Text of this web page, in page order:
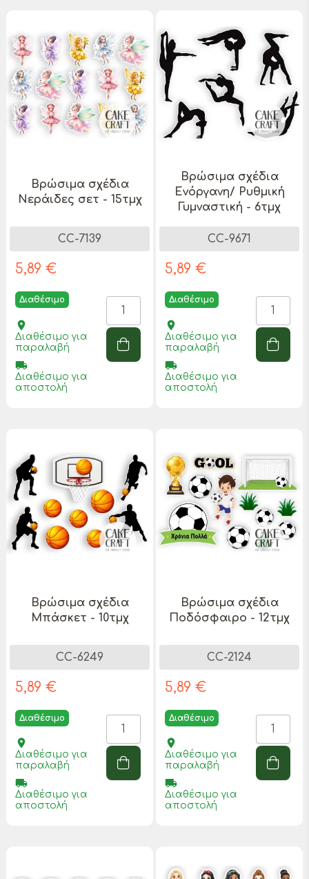
Βρώσιμα σχέδια
Νεράιδες σετ - 15τμχ
CC-7139
5,89 €
Διαθέσιμο
place
Διαθέσιμο για
παραλαβή
local_shipping
Διαθέσιμο για
αποστολή
Βρώσιμα σχέδια
Ενόργανη/ Ρυθμική
Γυμναστική - 6τμχ
CC-9671
5,89 €
Διαθέσιμο
place
Διαθέσιμο για
παραλαβή
local_shipping
Διαθέσιμο για
αποστολή
Βρώσιμα σχέδια
Μπάσκετ - 10τμχ
CC-6249
5,89 €
Διαθέσιμο
place
Διαθέσιμο για
παραλαβή
local_shipping
Διαθέσιμο για
αποστολή
Βρώσιμα σχέδια
Ποδόσφαιρο - 12τμχ
CC-2124
5,89 €
Διαθέσιμο
place
Διαθέσιμο για
παραλαβή
local_shipping
Διαθέσιμο για
αποστολή